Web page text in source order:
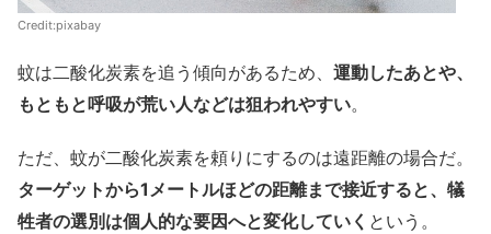
Credit:pixabay
蚊は二酸化炭素を追う傾向があるため、 運動したあとや、
もともと呼吸が荒い人などは狙われやすい。
ただ、蚊が二酸化炭素を頼りにするのは遠距離の場合だ。
ターゲットから1メートルほどの距離まで接近すると、犠
牲者の選別は個人的な要因へと変化していく という。